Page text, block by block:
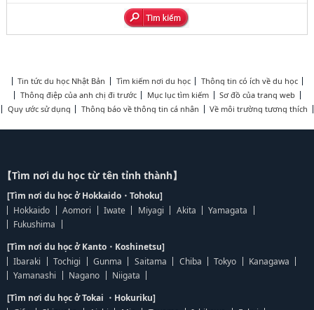
Tin tức du học Nhật Bản Tìm kiếm nơi du học
Thông tin có ích về du học
Thông điệp của anh chị đi trước
Mục lục tìm kiếm
Sơ đồ của trang web
Quy ước sử dụng
Thông báo về thông tin cá nhân Về môi trường tương thích
【Tìm nơi du học từ tên tỉnh thành】
[Tìm nơi du học ở Hokkaido・Tohoku]
Hokkaido
Aomori Iwate Miyagi Akita
Yamagata
Fukushima
[Tìm nơi du học ở Kanto・Koshinetsu]
Ibaraki
Tochigi Gunma Saitama Chiba Tokyo
Kanagawa
Yamanashi
Nagano
Niigata
[Tìm nơi du học ở Tokai ・Hokuriku]